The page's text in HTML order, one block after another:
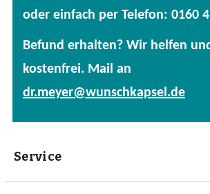
Kräuter
Vitalpilze
Vitamine
oder einfach per Telefon: 0160
Befund erhalten? Wir helfen
kostenfrei. Mail an
dr.meyer@wunschkapsel.de
Service